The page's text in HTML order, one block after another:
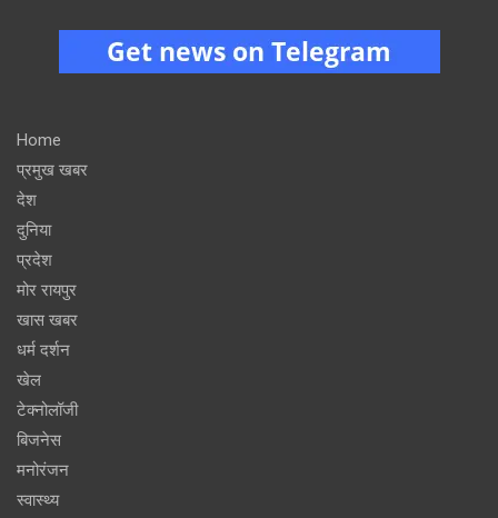
Home
प्रमुख खबर
देश
दुनिया
प्रदेश
मोर रायपुर
खास खबर
धर्म दर्शन
खेल
टेक्नोलॉजी
बिजनेस
मनोरंजन
स्वास्थ्य